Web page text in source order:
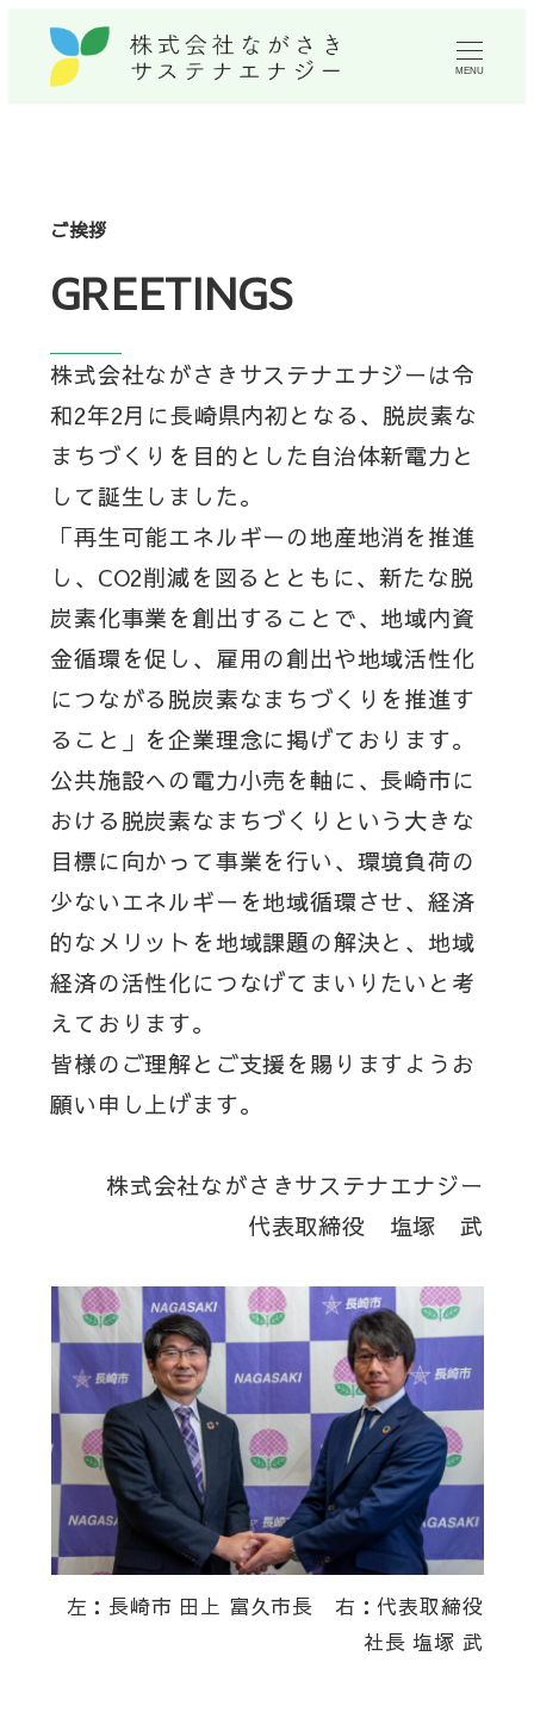
MENU
ご挨拶
GREETINGS
株式会社ながさきサステナエナジーは令
和2年2月に長崎県内初となる、脱炭素な
まちづくりを目的とした自治体新電力と
して誕生しました。
「再生可能エネルギーの地産地消を推進
し、CO2削減を図るとともに、新たな脱
炭素化事業を創出することで、地域内資
金循環を促し、雇用の創出や地域活性化
につながる脱炭素なまちづくりを推進す
ること」を企業理念に掲げております。
公共施設への電力小売を軸に、長崎市に
おける脱炭素なまちづくりという大きな
目標に向かって事業を行い、環境負荷の
少ないエネルギーを地域循環させ、経済
的なメリットを地域課題の解決と、地域
経済の活性化につなげてまいりたいと考
えております。
皆様のご理解とご支援を賜りますようお
願い申し上げます。
株式会社ながさきサステナエナジー
代表取締役 塩塚 武
左：長崎市 田上 富久市長 右：代表取締役
社長 塩塚 武